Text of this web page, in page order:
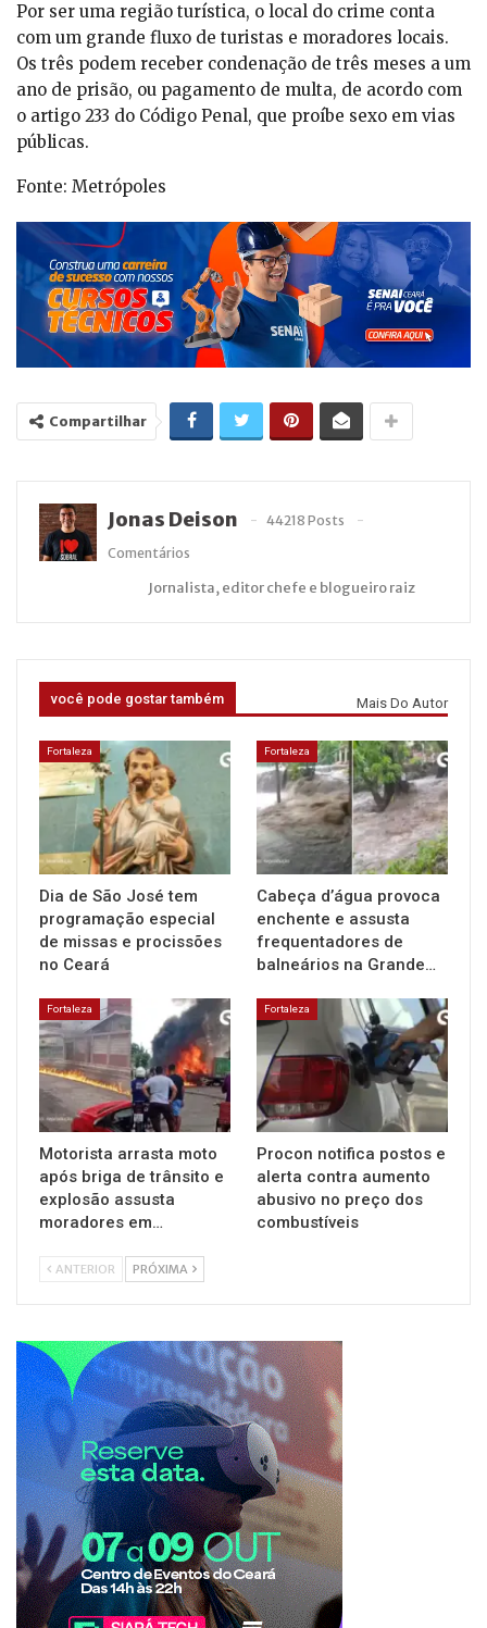
Por ser uma região turística, o local do crime conta
com um grande fluxo de turistas e moradores locais.
Os três podem receber condenação de três meses a um
ano de prisão, ou pagamento de multa, de acordo com
o artigo 233 do Código Penal, que proíbe sexo em vias
públicas.
Fonte: Metrópoles
Compartilhar
Jonas Deison
44218 Posts
Comentários
Jornalista, editor chefe e blogueiro raiz
você pode gostar também Mais Do Autor
Fortaleza
Dia de São José tem
programação especial
de missas e procissões
no Ceará
Fortaleza
Cabeça d’água provoca
enchente e assusta
frequentadores de
balneários na Grande…
Fortaleza
Motorista arrasta moto
após briga de trânsito e
explosão assusta
moradores em…
Fortaleza
Procon notifica postos e
alerta contra aumento
abusivo no preço dos
combustíveis
ANTERIOR PRÓXIMA